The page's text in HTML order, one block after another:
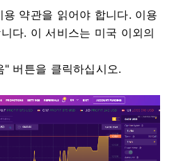
약관을 읽어야 합니다. 이용
다. 이 서비스는 미국 이외의
버튼을 클릭하십시오.